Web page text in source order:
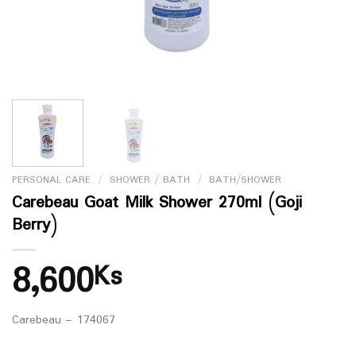
PERSONAL CARE / SHOWER / BATH / BATH/SHOWER
Carebeau Goat Milk Shower 270ml (Goji
Berry)
8,600Ks
Carebeau – 174067